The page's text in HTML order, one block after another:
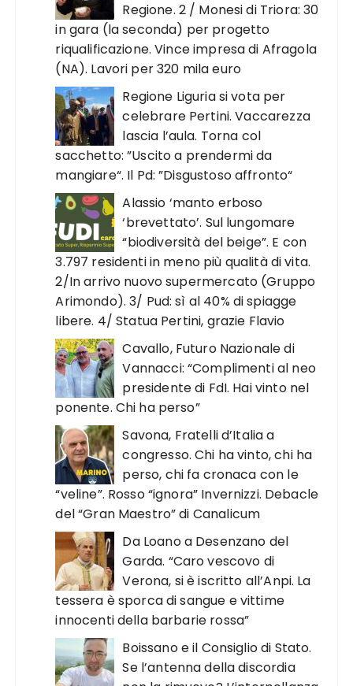
Regione. 2 / Monesi di Triora: 30
in gara (la seconda) per progetto
riqualificazione. Vince impresa di Afragola
(NA). Lavori per 320 mila euro
Regione Liguria si vota per
celebrare Pertini. Vaccarezza
lascia l’aula. Torna col
sacchetto: ”Uscito a prendermi da
mangiare“. Il Pd: ”Disgustoso affronto“
Alassio ‘manto erboso
‘brevettato’. Sul lungomare
“biodiversità del beige”. E con
3.797 residenti in meno più qualità di vita.
2/In arrivo nuovo supermercato (Gruppo
Arimondo). 3/ Pud: sì al 40% di spiagge
libere. 4/ Statua Pertini, grazie Flavio
Cavallo, Futuro Nazionale di
Vannacci: “Complimenti al neo
presidente di FdI. Hai vinto nel
ponente. Chi ha perso”
Savona, Fratelli d’Italia a
congresso. Chi ha vinto, chi ha
perso, chi fa cronaca con le
“veline”. Rosso “ignora” Invernizzi. Debacle
del “Gran Maestro” di Canalicum
Da Loano a Desenzano del
Garda. “Caro vescovo di
Verona, si è iscritto all’Anpi. La
tessera è sporca di sangue e vittime
innocenti della barbarie rossa”
Boissano e il Consiglio di Stato.
Se l’antenna della discordia